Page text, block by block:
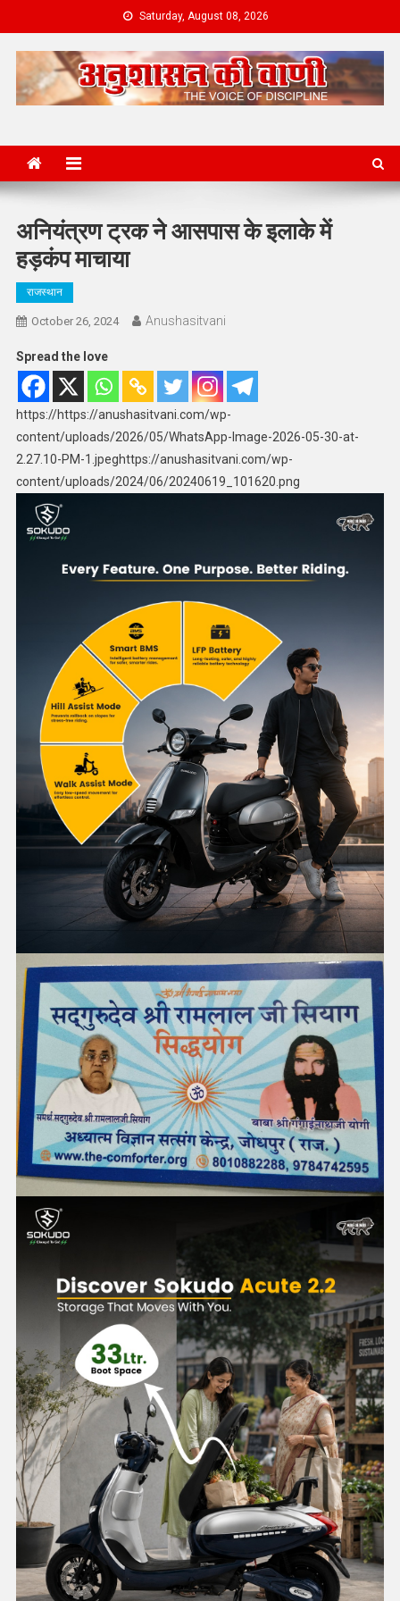
to
content
Saturday, August 08, 2026
अनियंत्रण ट्रक ने आसपास के इलाके में
हड़कंप माचाया
राजस्थान
October 26, 2024 Anushasitvani
Spread the love
https://https://anushasitvani.com/wp-
content/uploads/2026/05/WhatsApp-Image-2026-05-30-at-
2.27.10-PM-1.jpeghttps://anushasitvani.com/wp-
content/uploads/2024/06/20240619_101620.png